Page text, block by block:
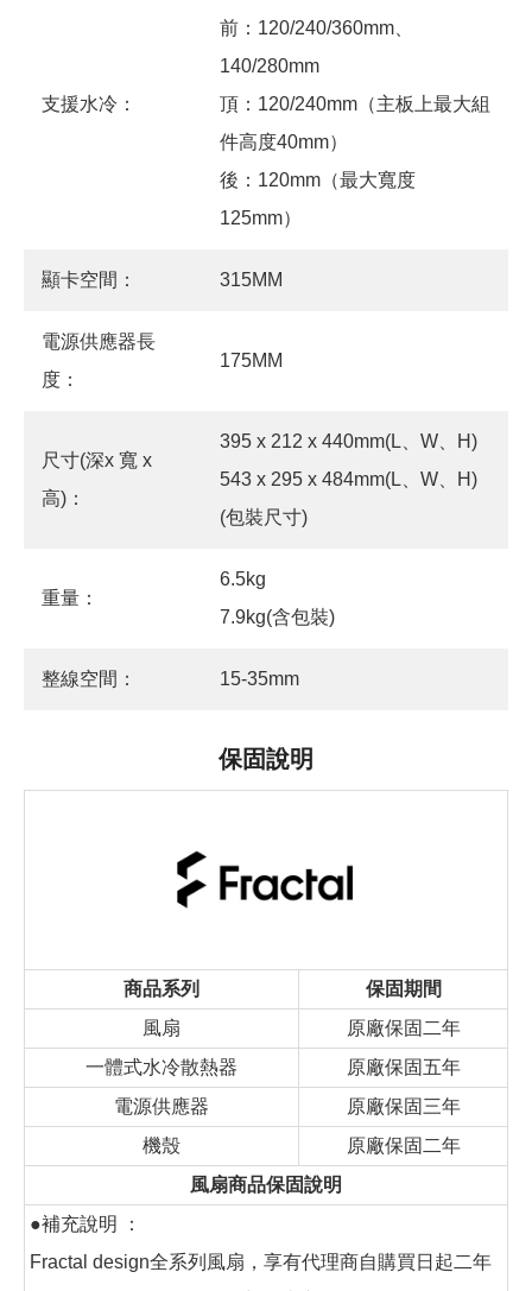
支援水冷：
前：120/240/360mm、
140/280mm
頂：120/240mm（主板上最大組
件高度40mm）
後：120mm（最大寬度
125mm）
顯卡空間： 315MM
電源供應器長
度：
175MM
尺寸(深x 寬 x
高)：
395 x 212 x 440mm(L、W、H)
543 x 295 x 484mm(L、W、H)
(包裝尺寸)
重量：
6.5kg
7.9kg(含包裝)
整線空間： 15-35mm
保固說明
商品系列
保固期間
風扇
原廠保固二年
一體式水冷散熱器
原廠保固五年
電源供應器
原廠保固三年
機殼
原廠保固二年
風扇商品保固說明
●補充說明 ：
Fractal design全系列風扇，享有代理商自購買日起二年